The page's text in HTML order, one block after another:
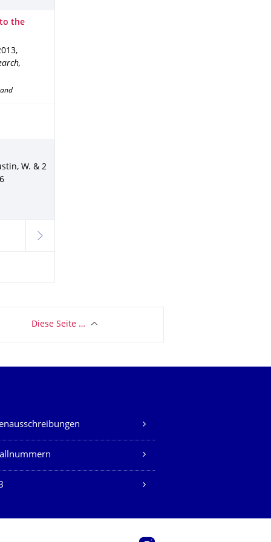
the
,
W. & 2
weiter
Diese Seite …